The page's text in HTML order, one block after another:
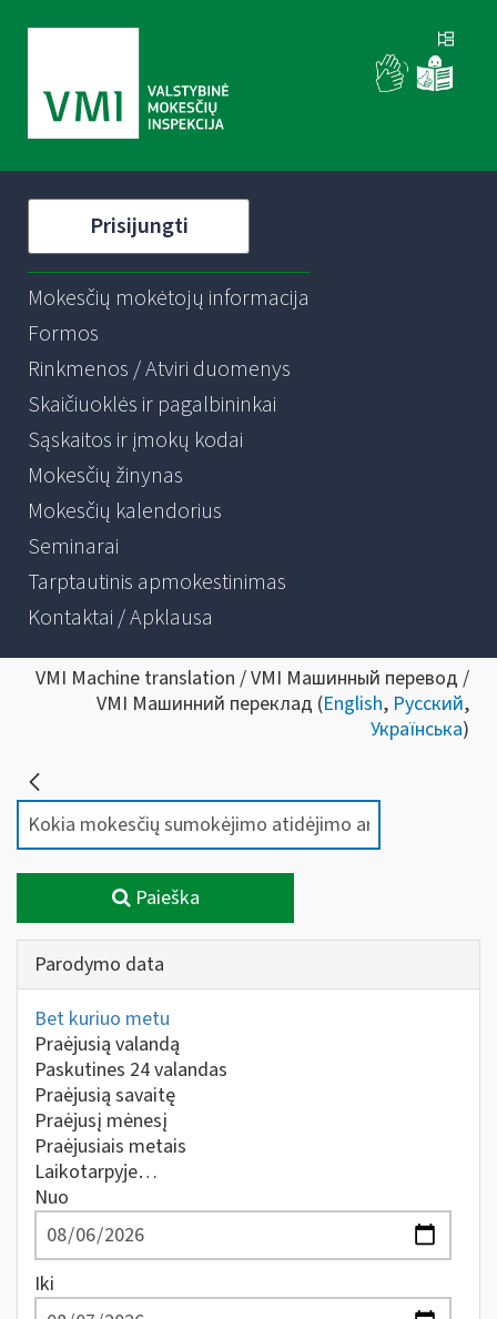
Prisijungti
Mokesčių mokėtojų informacija
Formos
Rinkmenos / Atviri duomenys
Skaičiuoklės ir pagalbininkai
Sąskaitos ir įmokų kodai
Mokesčių žinynas
Mokesčių kalendorius
Seminarai
Tarptautinis apmokestinimas
Kontaktai / Apklausa
VMI Machine translation / VMI Машинный перевод /
VMI Машинний переклад (English, Русский,
Українська)
Paieška
Parodymo data
Bet kuriuo metu
Praėjusią valandą
Paskutines 24 valandas
Praėjusią savaitę
Praėjusį mėnesį
Praėjusiais metais
Laikotarpyje…
Nuo
Iki